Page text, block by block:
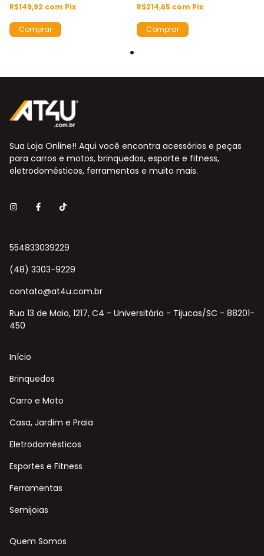
R$149,92 com Pix R$214,65 com Pix
Sua Loja Online!! Aqui você encontra acessórios e peças
para carros e motos, brinquedos, esporte e fitness,
eletrodomésticos, ferramentas e muito mais.
554833039229
(48) 3303-9229
contato@at4u.com.br
Rua 13 de Maio, 1217, C4 - Universitário - Tijucas/SC - 88201-
450
Início
Brinquedos
Carro e Moto
Casa, Jardim e Praia
Eletrodomésticos
Esportes e Fitness
Ferramentas
Semijoias
Quem Somos